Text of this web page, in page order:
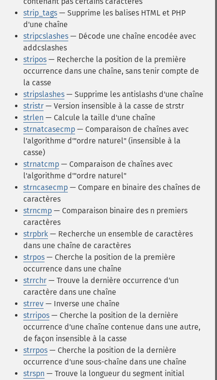
strip_tags — Supprime les balises HTML et PHP
d'une chaîne
stripcslashes — Décode une chaîne encodée avec
addcslashes
stripos — Recherche la position de la première
occurrence dans une chaîne, sans tenir compte de
la casse
stripslashes — Supprime les antislashs d'une chaîne
stristr — Version insensible à la casse de strstr
strlen — Calcule la taille d'une chaîne
strnatcasecmp — Comparaison de chaînes avec
l'algorithme d'"ordre naturel" (insensible à la
casse)
strnatcmp — Comparaison de chaînes avec
l'algorithme d'"ordre naturel"
strncasecmp — Compare en binaire des chaînes de
caractères
strncmp — Comparaison binaire des n premiers
caractères
strpbrk — Recherche un ensemble de caractères
dans une chaîne de caractères
strpos — Cherche la position de la première
occurrence dans une chaîne
strrchr — Trouve la dernière occurrence d'un
caractère dans une chaîne
strrev — Inverse une chaîne
strripos — Cherche la position de la dernière
occurrence d'une chaîne contenue dans une autre,
de façon insensible à la casse
strrpos — Cherche la position de la dernière
occurrence d'une sous-chaîne dans une chaîne
strspn — Trouve la longueur du segment initial